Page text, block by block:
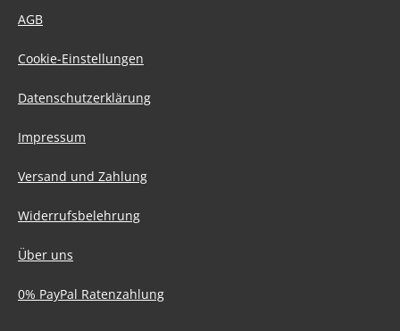
AGB
Cookie-Einstellungen
Datenschutzerklärung
Impressum
Versand und Zahlung
Widerrufsbelehrung
Über uns
0% PayPal Ratenzahlung